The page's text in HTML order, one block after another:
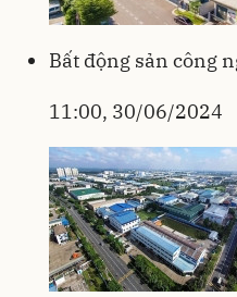
Bất động sản công
11:00, 30/06/2024